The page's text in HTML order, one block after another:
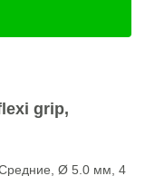
grip,
Средние, Ø 5.0 мм, 4